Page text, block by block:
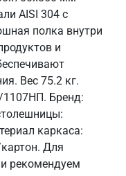
AISI 304 с
полка внутри
и
Вес 75.2 кг.
1107НП. Бренд:
каркаса:
Для
рекомендуем